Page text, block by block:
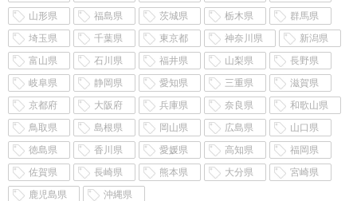
山形県
福島県 茨城県 栃木県
群馬県
埼玉県
千葉県 東京都 神奈川県
新潟県
富山県
石川県 福井県 山梨県
長野県
岐阜県
静岡県 愛知県 三重県
滋賀県
京都府
大阪府 兵庫県 奈良県
和歌山県
鳥取県
島根県 岡山県 広島県
山口県
徳島県
香川県 愛媛県 高知県
福岡県
佐賀県
長崎県 熊本県 大分県
宮崎県
鹿児島県
沖縄県